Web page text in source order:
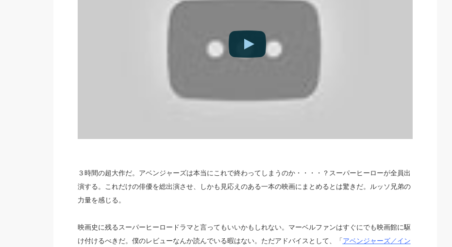
３時間の超大作だ。アベンジャーズは本当にこれで終わってしまうのか・・・・？スーパーヒーローが全員出
演する。これだけの俳優を総出演させ、しかも見応えのある一本の映画にまとめるとは驚きだ。ルッソ兄弟の
力量を感じる。
映画史に残るスーパーヒーロードラマと言ってもいいかもしれない。マーベルファンはすぐにでも映画館に駆
け付けるべきだ。僕のレビューなんか読んでいる暇はない。ただアドバイスとして、「アベンジャーズ／イン